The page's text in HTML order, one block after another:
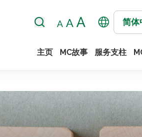
简体
主页 MC故事 服务支柱